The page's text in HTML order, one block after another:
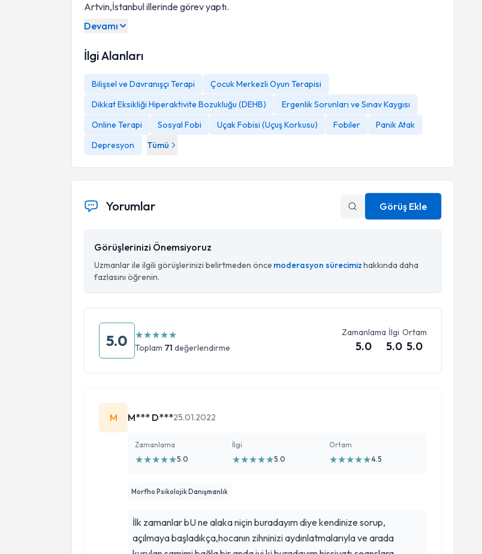
Artvin,İstanbul illerinde görev yaptı.
Devamı
İlgi Alanları
Bilişsel ve Davranışçı Terapi
Çocuk Merkezli Oyun Terapisi
Dikkat Eksikliği Hiperaktivite Bozukluğu (DEHB)
Ergenlik Sorunları ve Sınav Kaygısı
Online Terapi
Sosyal Fobi Uçak Fobisi (Uçuş Korkusu) Fobiler
Panik Atak
Depresyon
Tümü
Yorumlar Görüş Ekle
Görüşlerinizi Önemsiyoruz
Uzmanlar ile ilgili görüşlerinizi belirtmeden önce moderasyon sürecimizhakkında daha
fazlasını öğrenin.
5.0 ★★★★★
Toplam 71 değerlendirme
Zamanlama
5.0
İlgi
5.0
Ortam
5.0
M M*** D***25.01.2022
Zamanlama
★★★★★5.0
İlgi
★★★★★5.0
Ortam
★★★★★4.5
Morfho Psikolojik Danışmanlık
İlk zamanlar bU ne alaka niçin buradayım diye kendinize sorup,
açılmaya başladıkça,hocanın zihninizi aydınlatmalarıyla ve arada